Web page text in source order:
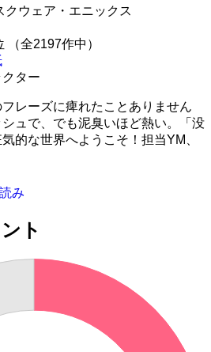
クウェア・エニックス
（全2197作中）
レーズに痺れたことありません
ュで、でも泥臭いほど熱い。
「没
的な世界へようこそ！担当YM、
み
ト